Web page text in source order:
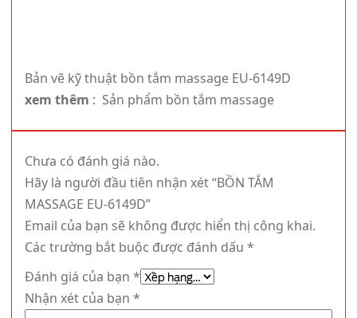
Bản vẽ kỹ thuật bồn tắm massage EU-6149D
xem thêm : Sản phẩm bồn tắm massage
Chưa có đánh giá nào.
Hãy là người đầu tiên nhận xét “BỒN TẮM
MASSAGE EU-6149D”
Email của bạn sẽ không được hiển thị công khai.
Các trường bắt buộc được đánh dấu *
Đánh giá của bạn *
Nhận xét của bạn *